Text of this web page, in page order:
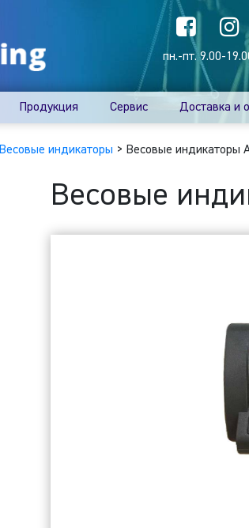
пн.-пт. 9.00-
Продукция Сервис Доставка и
Весовые индикаторы > Весовые индикаторы
Весовые